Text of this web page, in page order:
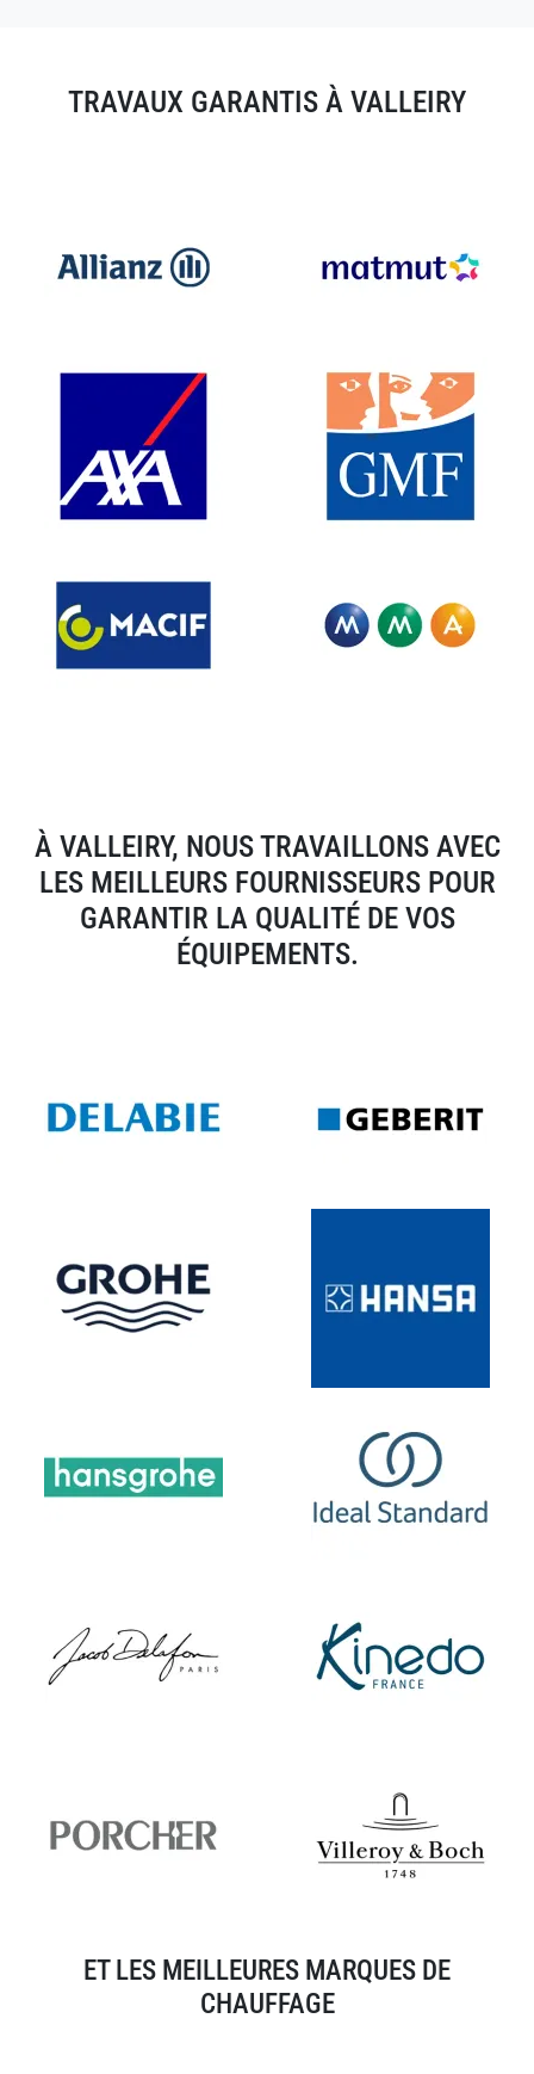
TRAVAUX GARANTIS À VALLEIRY
À VALLEIRY, NOUS TRAVAILLONS AVEC
LES MEILLEURS FOURNISSEURS POUR
GARANTIR LA QUALITÉ DE VOS
ÉQUIPEMENTS.
ET LES MEILLEURES MARQUES DE
CHAUFFAGE